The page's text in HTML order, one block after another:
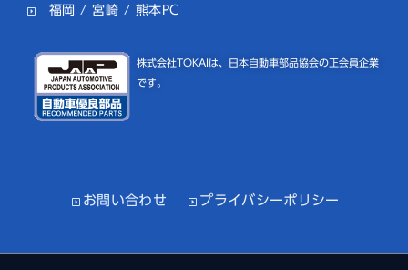
福岡 / 宮崎 / 熊本PC
株式会社TOKAIは、日本自動車部品協会の正会員企業
です。
お問い合わせ プライバシーポリシー